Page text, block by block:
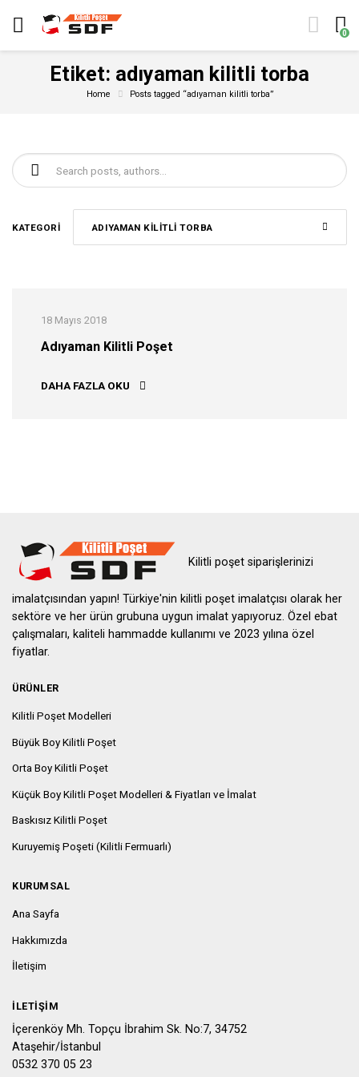
0
Etiket: adıyaman kilitli torba
Home Posts tagged “adıyaman kilitli torba”
Şunu ara:
KATEGORI ADIYAMAN KILITLI TORBA
18 Mayıs 2018
Adıyaman Kilitli Poşet
DAHA FAZLA OKU ADIYAMAN KILITLI POŞET
Kilitli poşet siparişlerinizi
imalatçısından yapın! Türkiye'nin kilitli poşet imalatçısı olarak her
sektöre ve her ürün grubuna uygun imalat yapıyoruz. Özel ebat
çalışmaları, kaliteli hammadde kullanımı ve 2023 yılına özel
fiyatlar.
ÜRÜNLER
Kilitli Poşet Modelleri
Büyük Boy Kilitli Poşet
Orta Boy Kilitli Poşet
Küçük Boy Kilitli Poşet Modelleri & Fiyatları ve İmalat
Baskısız Kilitli Poşet
Kuruyemiş Poşeti (Kilitli Fermuarlı)
KURUMSAL
Ana Sayfa
Hakkımızda
İletişim
İLETIŞIM
İçerenköy Mh. Topçu İbrahim Sk. No:7, 34752
Ataşehir/İstanbul
0532 370 05 23